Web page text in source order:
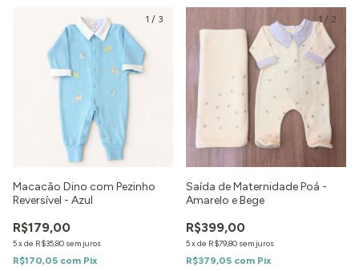
1 / 3
Macacão Dino com Pezinho
Reversível - Azul
R$179,00
5xde R$35,80 sem juros
R$170,05 com Pix
1 / 2
Saída de Maternidade Poá -
Amarelo e Bege
R$399,00
5xde R$79,80 sem juros
R$379,05 com Pix